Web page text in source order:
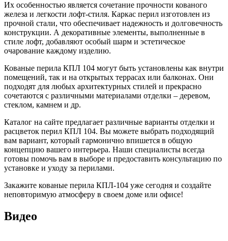
Их особенностью является сочетание прочности кованого
железа и легкости лофт-стиля. Каркас перил изготовлен из
прочной стали, что обеспечивает надежность и долговечность
конструкции. А декоративные элементы, выполненные в
стиле лофт, добавляют особый шарм и эстетическое
очарование каждому изделию.
Кованые перила КПЛ 104 могут быть установлены как внутри
помещений, так и на открытых террасах или балконах. Они
подходят для любых архитектурных стилей и прекрасно
сочетаются с различными материалами отделки – деревом,
стеклом, камнем и др.
Каталог на сайте предлагает различные варианты отделки и
расцветок перил КПЛ 104. Вы можете выбрать подходящий
вам вариант, который гармонично впишется в общую
концепцию вашего интерьера. Наши специалисты всегда
готовы помочь вам в выборе и предоставить консультацию по
установке и уходу за перилами.
Закажите кованые перила КПЛ-104 уже сегодня и создайте
неповторимую атмосферу в своем доме или офисе!
Видео